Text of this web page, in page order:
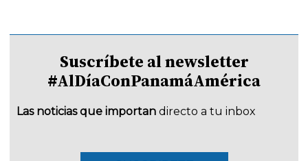
Suscríbete al newsletter
#AlDíaConPanamáAmérica
Las noticias que importan directo a tu inbox